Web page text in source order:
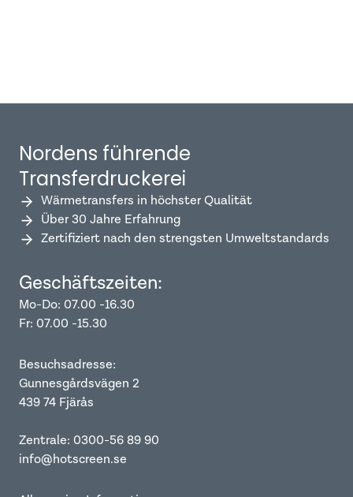
Nordens führende
Transferdruckerei
Wärmetransfers in höchster Qualität
Über 30 Jahre Erfahrung
Zertifiziert nach den strengsten Umweltstandards
Geschäftszeiten:
Mo-Do: 07.00 -16.30
Fr: 07.00 -15.30
Besuchsadresse:
Gunnesgårdsvägen 2
439 74 Fjärås
Zentrale: 0300-56 89 90
info@hotscreen.se